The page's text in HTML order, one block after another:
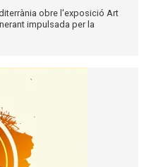
obre l'exposició Art
impulsada per la